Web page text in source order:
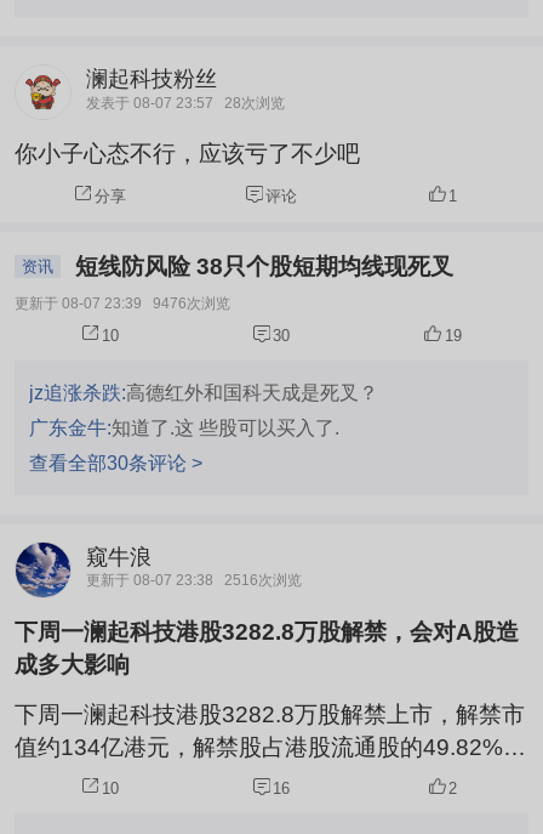
澜起科技粉丝
发表于 08-07 23:57 28次浏览
你小子心态不行，应该亏了不少吧
分享 评论 1
资讯 短线防风险 38只个股短期均线现死叉
更新于 08-07 23:39 9476次浏览
10 30 19
jz追涨杀跌:高德红外和国科天成是死叉？
广东金牛:知道了.这 些股可以买入了.
查看全部30条评论 >
窥牛浪
更新于 08-07 23:38 2516次浏览
下周一澜起科技港股3282.8万股解禁，会对A股造
成多大影响
下周一澜起科技港股3282.8万股解禁上市，解禁市
值约134亿港元，解禁股占港股流通股的49.82%，
如此大规模的解禁，对港股的压力不言而喻，会对
10 16 2